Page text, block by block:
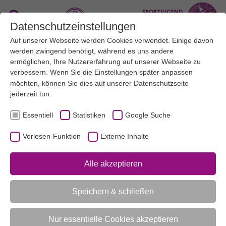
Zum Hauptinhalt springen
Suche
Menü
UNSERE THEMEN
KINDERBEWEGUNGSABZEICHEN
AKTUELL:
MATERIALIEN ZUR DURCHFÜHRUNG EINES KIBAZ
UNTERMENÜ
Materialien zur Durchführung eines
Kibaz
Die Materialien werden kostenfrei gestellt und beinhalten
Datenschutzeinstellungen
Auf unserer Webseite werden Cookies verwendet. Einige davon
werden zwingend benötigt, während es uns andere
ermöglichen, Ihre Nutzererfahrung auf unserer Webseite zu
verbessern. Wenn Sie die Einstellungen später anpassen
möchten, können Sie dies auf unserer Datenschutzseite
jederzeit tun.
Essentiell Statistiken Google Suche
Vorlesen-Funktion Externe Inhalte
Alle akzeptieren
Speichern & schließen
Nur essentielle Cookies akzeptieren